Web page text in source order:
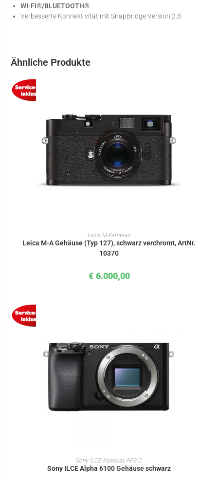
WI-FI®/BLUETOOTH®
Verbesserte Konnektivität mit SnapBridge Version 2.8
Ähnliche Produkte
IN DEN WARENKORB
Leica M-Kameras
Leica M-A Gehäuse (Typ 127), schwarz verchromt, ArtNr.
10370
€ 6.000,00
IN DEN WARENKORB
Sony ILCE Kameras APS-C
Sony ILCE Alpha 6100 Gehäuse schwarz